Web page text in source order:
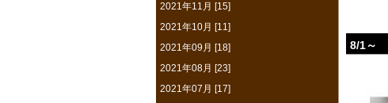
8/1～
2021年11月 [15]
2021年10月 [11]
2021年09月 [18]
2021年08月 [23]
2021年07月 [17]